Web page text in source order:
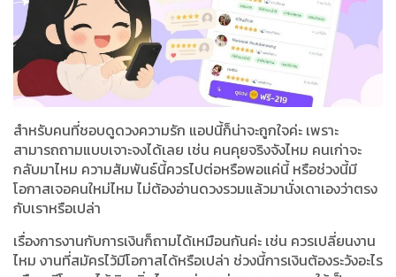
สำหรับคนที่ชอบดูดวงความรัก แอปนี้ก็น่าจะถูกใจค่ะ เพราะ
สามารถถามแบบเจาะจงได้เลย เช่น คนคุยจริงจังไหม คนเก่าจะ
กลับมาไหม ความสัมพันธ์นี้ควรไปต่อหรือพอแค่นี้ หรือช่วงนี้มี
โอกาสเจอคนใหม่ไหม ไม่ต้องอ่านดวงรวมแล้วมานั่งเดาเองว่าตรง
กับเราหรือเปล่า
เรื่องการงานกับการเงินก็ถามได้เหมือนกันค่ะ เช่น ควรเปลี่ยนงาน
ไหม งานที่สมัครไว้มีโอกาสได้หรือเปล่า ช่วงนี้การเงินต้องระวังอะไร